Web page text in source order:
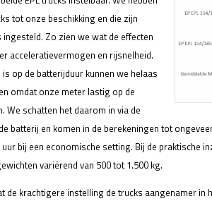
tot onze beschikking en die zijn
Zo zien we wat de effecten
acceleratievermogen en rijsnelheid.
op de batterijduur kunnen we helaas
omdat onze meter lastig op de
We schatten het daarom in via de
batterij en komen in de berekeningen tot
bij een economische setting. Bij de praktische
variërend van 500 tot 1.500 kg.
de krachtigere instelling de trucks aangenamer